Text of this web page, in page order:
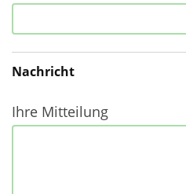
Nachricht
Ihre Mitteilung